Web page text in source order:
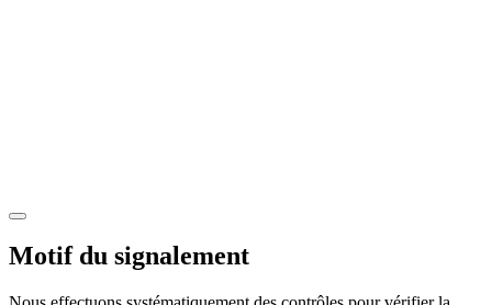
Motif du signalement